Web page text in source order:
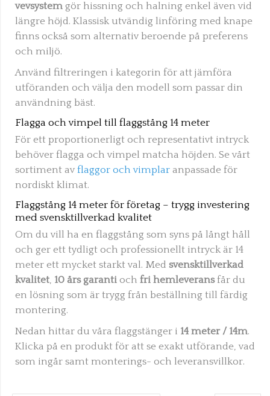
vevsystem gör hissning och halning enkel även vid
längre höjd. Klassisk utvändig linföring med knape
finns också som alternativ beroende på preferens
och miljö.
Använd filtreringen i kategorin för att jämföra
utföranden och välja den modell som passar din
användning bäst.
Flagga och vimpel till flaggstång 14 meter
För ett proportionerligt och representativt intryck
behöver flagga och vimpel matcha höjden. Se vårt
sortiment av flaggor och vimplar anpassade för
nordiskt klimat.
Flaggstång 14 meter för företag – trygg investering
med svensktillverkad kvalitet
Om du vill ha en flaggstång som syns på långt håll
och ger ett tydligt och professionellt intryck är 14
meter ett mycket starkt val. Med svensktillverkad
kvalitet, 10 års garanti och fri hemleveransfår du
en lösning som är trygg från beställning till färdig
montering.
Nedan hittar du våra flaggstänger i 14 meter / 14m.
Klicka på en produkt för att se exakt utförande, vad
som ingår samt monterings- och leveransvillkor.